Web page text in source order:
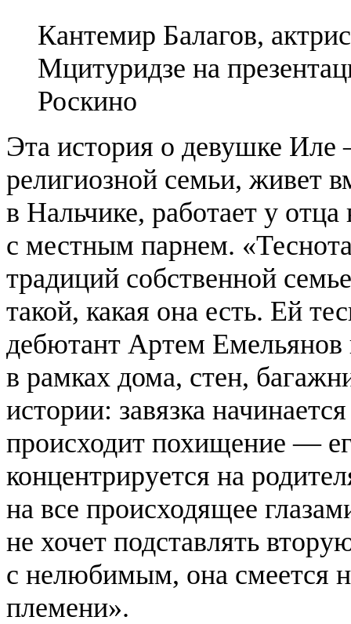
Кантемир Балагов,
Мцитуридзе на
Роскино
Эта история о девушке
религиозной семьи, живет
в Нальчике, работает у отца
с местным парнем.
традиций собственной
такой, какая она есть. Ей
дебютант Артем
в рамках дома, стен,
истории: завязка
происходит похищение —
концентрируется на
на все происходящее
не хочет подставлять
с нелюбимым, она смеется
племени».